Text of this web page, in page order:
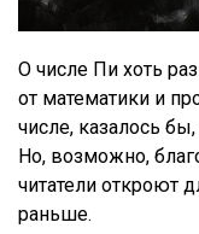
О числе Пи хоть
от математики и
числе, казалось
Но, возможно,
читатели откроют
раньше.